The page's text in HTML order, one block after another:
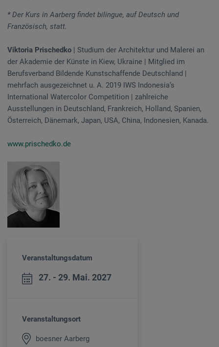
* Der Kurs in Aarberg findet bilingue, auf Deutsch und
Französisch, statt.
Viktoria Prischedko | Studium der Architektur und Malerei an
der Akademie der Künste in Kiew, Ukraine | Mitglied im
Berufsverband Bildende Kunstschaffende Deutschland |
mehrfach ausgezeichnet u. A. 2019 IWS Indonesia‘s
International Watercolor Competition | zahlreiche
Ausstellungen in Deutschland, Frankreich, Holland, Spanien,
Österreich, Dänemark, Japan, USA, China, Indonesien, Kanada.
www.prischedko.de
Veranstaltungsdatum
27. - 29. Mai. 2027
Veranstaltungsort
boesner Aarberg